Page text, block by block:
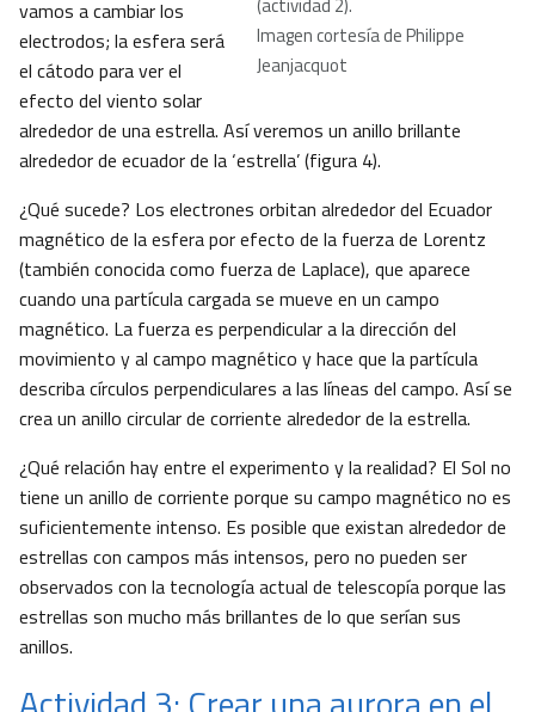
(actividad 2).
Imagen cortesía de Philippe
Jeanjacquot
vamos a cambiar los
electrodos; la esfera será
el cátodo para ver el
efecto del viento solar
alrededor de una estrella. Así veremos un anillo brillante
alrededor de ecuador de la ‘estrella’ (figura 4).
¿Qué sucede? Los electrones orbitan alrededor del Ecuador
magnético de la esfera por efecto de la fuerza de Lorentz
(también conocida como fuerza de Laplace), que aparece
cuando una partícula cargada se mueve en un campo
magnético. La fuerza es perpendicular a la dirección del
movimiento y al campo magnético y hace que la partícula
describa círculos perpendiculares a las líneas del campo. Así se
crea un anillo circular de corriente alrededor de la estrella.
¿Qué relación hay entre el experimento y la realidad? El Sol no
tiene un anillo de corriente porque su campo magnético no es
suficientemente intenso. Es posible que existan alrededor de
estrellas con campos más intensos, pero no pueden ser
observados con la tecnología actual de telescopía porque las
estrellas son mucho más brillantes de lo que serían sus
anillos.